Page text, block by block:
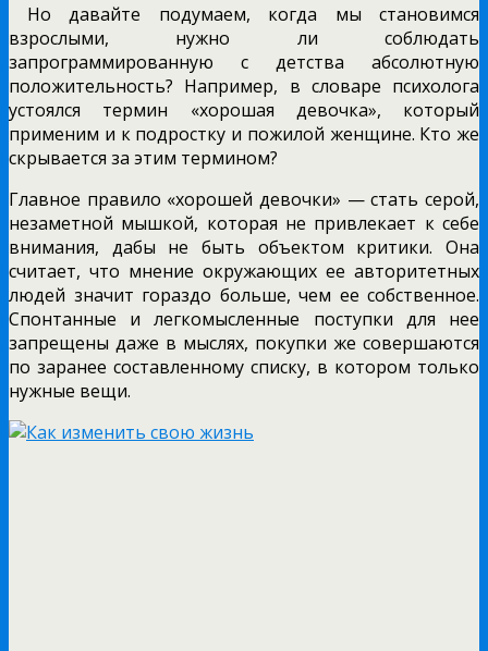
Но давайте подумаем, когда мы становимся
взрослыми, нужно ли соблюдать
запрограммированную с детства абсолютную
положительность? Например, в словаре психолога
устоялся термин «хорошая девочка», который
применим и к подростку и пожилой женщине. Кто же
скрывается за этим термином?
Главное правило «хорошей девочки» — стать серой,
незаметной мышкой, которая не привлекает к себе
внимания, дабы не быть объектом критики. Она
считает, что мнение окружающих ее авторитетных
людей значит гораздо больше, чем ее собственное.
Спонтанные и легкомысленные поступки для нее
запрещены даже в мыслях, покупки же совершаются
по заранее составленному списку, в котором только
нужные вещи.